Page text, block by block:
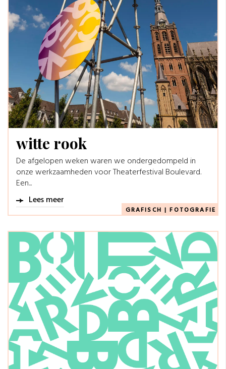
witte rook
De afgelopen weken waren we ondergedompeld in
onze werkzaamheden voor Theaterfestival Boulevard.
Een...
Lees meer
GRAFISCH |FOTOGRAFIE